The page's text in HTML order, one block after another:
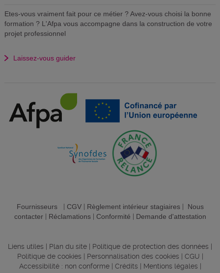
Etes-vous vraiment fait pour ce métier ? Avez-vous choisi la bonne
formation ? L'Afpa vous accompagne dans la construction de votre
projet professionnel
Laissez-vous guider
Fournisseurs| CGV| Règlement intérieur stagiaires| Nous
contacter| Réclamations| Conformité Demande d'attestation
Liens utiles Plan du site Politique de protection des données
Politique de cookies
Personnalisation des cookies CGU
Accessibilité : non conforme| Crédits Mentions légales